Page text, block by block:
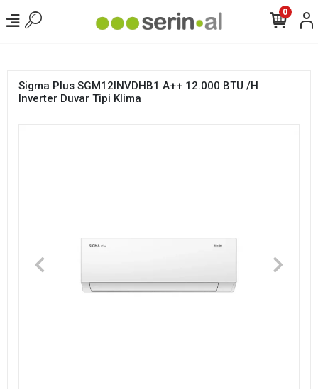
0
Sigma Plus SGM12INVDHB1 A++ 12.000 BTU /H
Inverter Duvar Tipi Klima